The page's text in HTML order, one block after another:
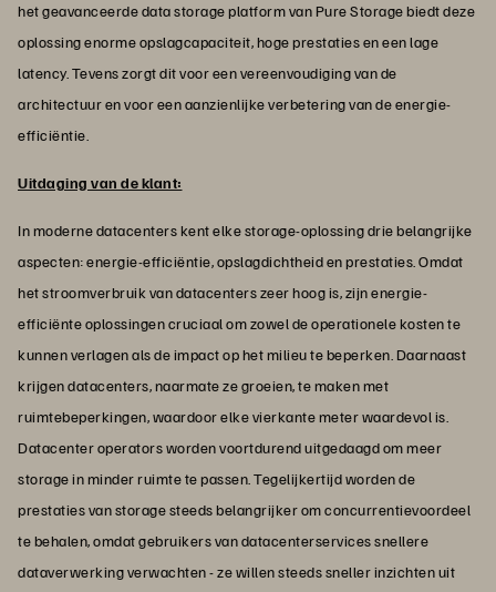
het geavanceerde data storage platform van Pure Storage biedt deze
oplossing enorme opslagcapaciteit, hoge prestaties en een lage
latency. Tevens zorgt dit voor een vereenvoudiging van de
architectuur en voor een aanzienlijke verbetering van de energie-
efficiëntie.
Uitdaging van de klant:
In moderne datacenters kent elke storage-oplossing drie belangrijke
aspecten: energie-efficiëntie, opslagdichtheid en prestaties. Omdat
het stroomverbruik van datacenters zeer hoog is, zijn energie-
efficiënte oplossingen cruciaal om zowel de operationele kosten te
kunnen verlagen als de impact op het milieu te beperken. Daarnaast
krijgen datacenters, naarmate ze groeien, te maken met
ruimtebeperkingen, waardoor elke vierkante meter waardevol is.
Datacenter operators worden voortdurend uitgedaagd om meer
storage in minder ruimte te passen. Tegelijkertijd worden de
prestaties van storage steeds belangrijker om concurrentievoordeel
te behalen, omdat gebruikers van datacenterservices snellere
dataverwerking verwachten - ze willen steeds sneller inzichten uit